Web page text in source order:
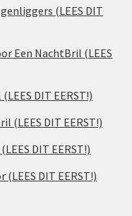
(LEES DIT
Een NachtBril (LEES
DIT EERST!)
(LEES DIT EERST!)
DIT EERST!)
DIT EERST!)